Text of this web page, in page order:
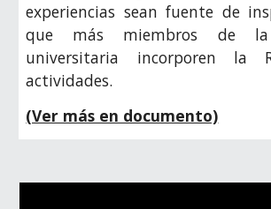
experiencias sean fuente de
que más miembros de la
universitaria incorporen la
actividades.
(Ver más en documento)